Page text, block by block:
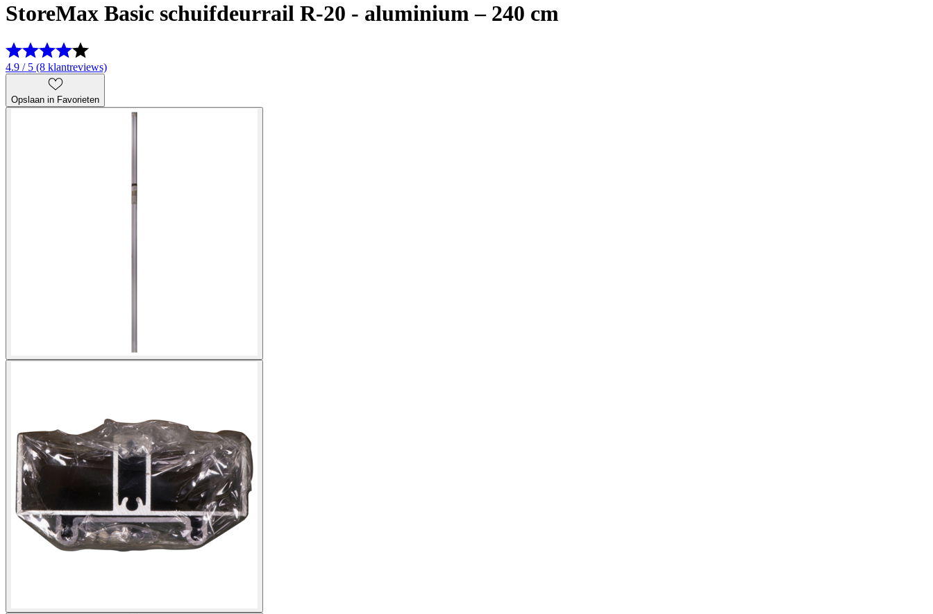
StoreMax Basic schuifdeurrail R-20 - aluminium – 240 cm
4.9 / 5 (8 klantreviews)
Opslaan in Favorieten